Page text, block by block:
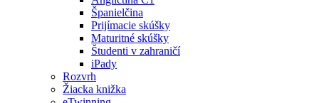
Španielčina
Prijímacie skúšky
Maturitné skúšky
Študenti v zahraničí
iPady
Rozvrh
Žiacka knižka